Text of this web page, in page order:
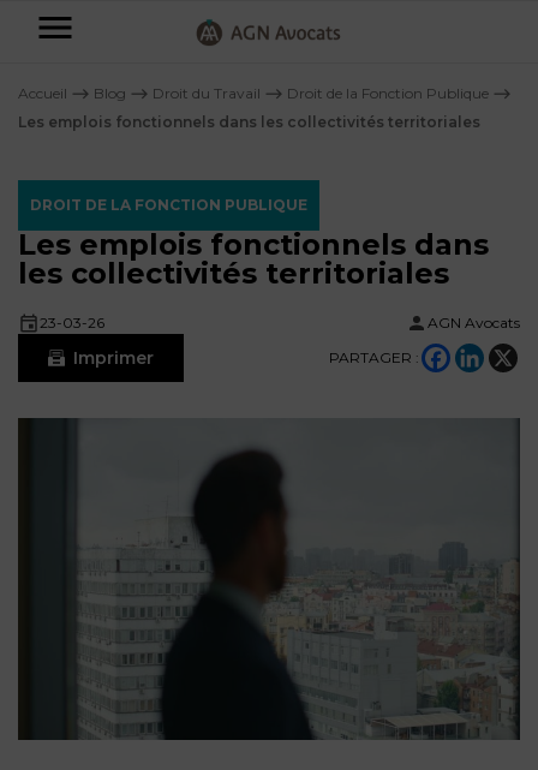
-
NOS
DOMAINES
COMPÉTENCE
AFFAIRES
RESPONSABILITÉ
& ASSURANCE
IMMOBILIER
Entreprises
NOS
DOMAINES
DE
D’ENTREPRISES
CONSOMMATION
Plus
d’offres
AVOCATS
SERVICE
À
CONNAÎTRE
DIRIGEANTE
REJOIGNEZ-
NOUS
agences
Prendre
Accueil ⟶ Blog ⟶ Droit du Travail ⟶ Droit de la Fonction Publique ⟶
Les emplois fonctionnels dans les collectivités territoriales
DROIT DE LA FONCTION PUBLIQUE
Les emplois fonctionnels dans
les collectivités territoriales
23-03-26 AGN Avocats
Imprimer PARTAGER :